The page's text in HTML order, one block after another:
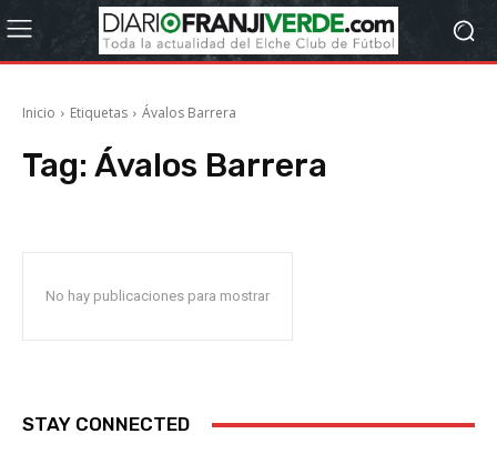
Inicio Etiquetas Ávalos Barrera
Tag: Ávalos Barrera
No hay publicaciones para mostrar
STAY CONNECTED